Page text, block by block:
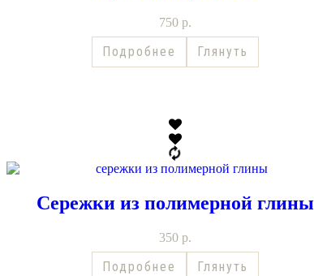
750р.
Подробнее Глянуть
Сережки из полимерной глины
350р.
Подробнее Глянуть